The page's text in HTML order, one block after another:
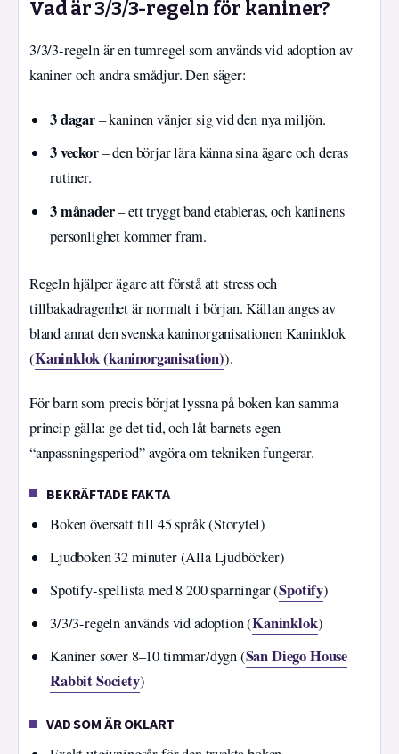
Vad är 3/3/3-regeln för kaniner?
3/3/3-regeln är en tumregel som används vid adoption av
kaniner och andra smådjur. Den säger:
3 dagar– kaninen vänjer sig vid den nya miljön.
3 veckor– den börjar lära känna sina ägare och deras
rutiner.
3 månader– ett tryggt band etableras, och kaninens
personlighet kommer fram.
Regeln hjälper ägare att förstå att stress och
tillbakadragenhet är normalt i början. Källan anges av
bland annat den svenska kaninorganisationen Kaninklok
(Kaninklok (kaninorganisation)).
För barn som precis börjat lyssna på boken kan samma
princip gälla: ge det tid, och låt barnets egen
“anpassningsperiod” avgöra om tekniken fungerar.
BEKRÄFTADE FAKTA
Boken översatt till 45 språk (Storytel)
Ljudboken 32 minuter (Alla Ljudböcker)
Spotify-spellista med 8 200 sparningar (Spotify)
3/3/3-regeln används vid adoption (Kaninklok)
Kaniner sover 8–10 timmar/dygn (San Diego House
Rabbit Society)
VAD SOM ÄR OKLART